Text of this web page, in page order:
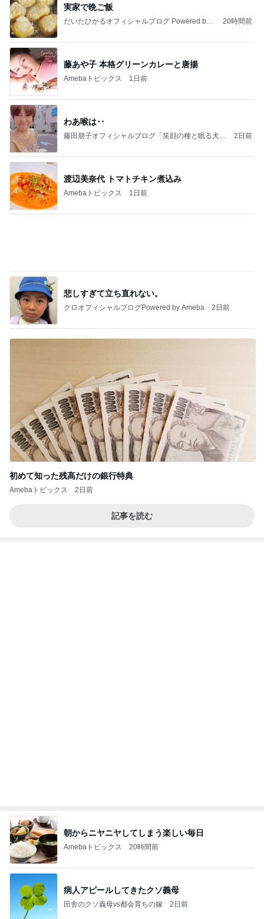
実家で晩ご飯
だいたひかるオフィシャルブログ Powered by
20時間前
藤あや子 本格グリーンカレーと唐揚
Amebaトピックス 1日前
わあ喉は‥
藤田朋子オフィシャルブログ「笑顔の種と眠る犬」
2日前
渡辺美奈代 トマトチキン煮込み
Amebaトピックス 1日前
悲しすぎて立ち直れない。
クロオフィシャルブログPowered by Ameba 2日前
初めて知った残高だけの銀行特典
Amebaトピックス 2日前
記事を読む
朝からニヤニヤしてしまう楽しい毎日
Amebaトピックス 20時間前
病人アピールしてきたクソ義母
田舎のクソ義母vs都会育ちの嫁 2日前